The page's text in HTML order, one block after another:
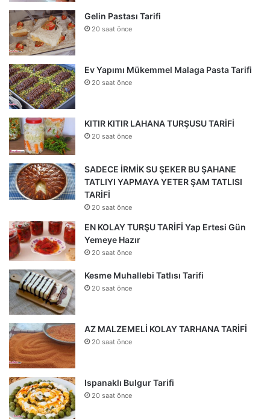
Gelin Pastası Tarifi
20 saat önce
Ev Yapımı Mükemmel Malaga Pasta Tarifi
20 saat önce
KITIR KITIR LAHANA TURŞUSU TARİFİ
20 saat önce
SADECE İRMİK SU ŞEKER BU ŞAHANE
TATLIYI YAPMAYA YETER ŞAM TATLISI
TARİFİ
20 saat önce
EN KOLAY TURŞU TARİFİ Yap Ertesi Gün
Yemeye Hazır
20 saat önce
Kesme Muhallebi Tatlısı Tarifi
20 saat önce
AZ MALZEMELİ KOLAY TARHANA TARİFİ
20 saat önce
Ispanaklı Bulgur Tarifi
20 saat önce